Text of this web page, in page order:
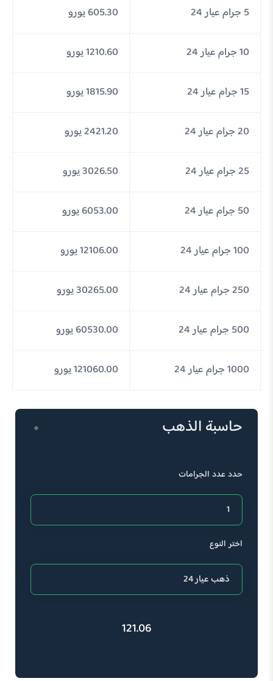
5 جرام عيار 24 605.30 يورو
10 جرام عيار 24 1210.60 يورو
15 جرام عيار 24 1815.90 يورو
20 جرام عيار 24 2421.20 يورو
25 جرام عيار 24 3026.50 يورو
50 جرام عيار 24 6053.00 يورو
100 جرام عيار 24 12106.00 يورو
250 جرام عيار 24 30265.00 يورو
500 جرام عيار 24 60530.00 يورو
1000 جرام عيار 24 121060.00 يورو
حاسبة الذهب
حدد عدد الجرامات
اختر النوع
121.06